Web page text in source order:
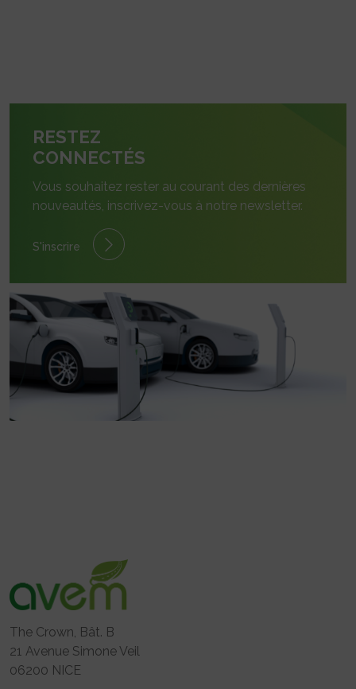
RESTEZ
CONNECTÉS
Vous souhaitez rester au courant des dernières
nouveautés, inscrivez-vous à notre newsletter.
S'inscrire
The Crown, Bât. B
21 Avenue Simone Veil
06200 NICE